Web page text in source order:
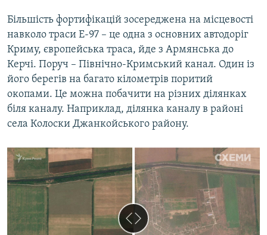
Більшість фортифікацій зосереджена на місцевості
навколо траси Е-97 – це одна з основних автодоріг
Криму, європейська траса, йде з Армянська до
Керчі. Поруч – Північно-Кримський канал. Один із
його берегів на багато кілометрів поритий
окопами. Це можна побачити на різних ділянках
біля каналу. Наприклад, ділянка каналу в районі
села Колоски Джанкойського району.